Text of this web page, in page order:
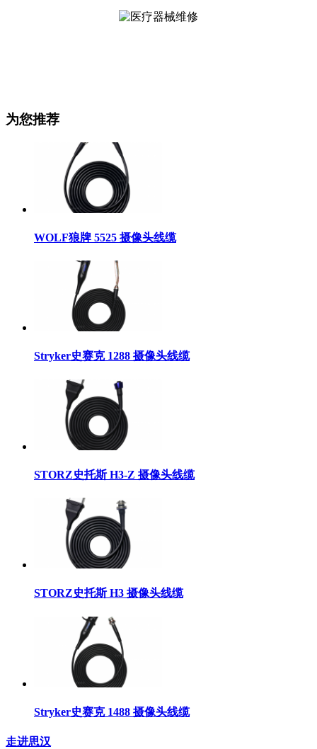
为您推荐
WOLF狼牌 5525 摄像头线缆
Stryker史赛克 1288 摄像头线缆
STORZ史托斯 H3-Z 摄像头线缆
STORZ史托斯 H3 摄像头线缆
Stryker史赛克 1488 摄像头线缆
走进思汉